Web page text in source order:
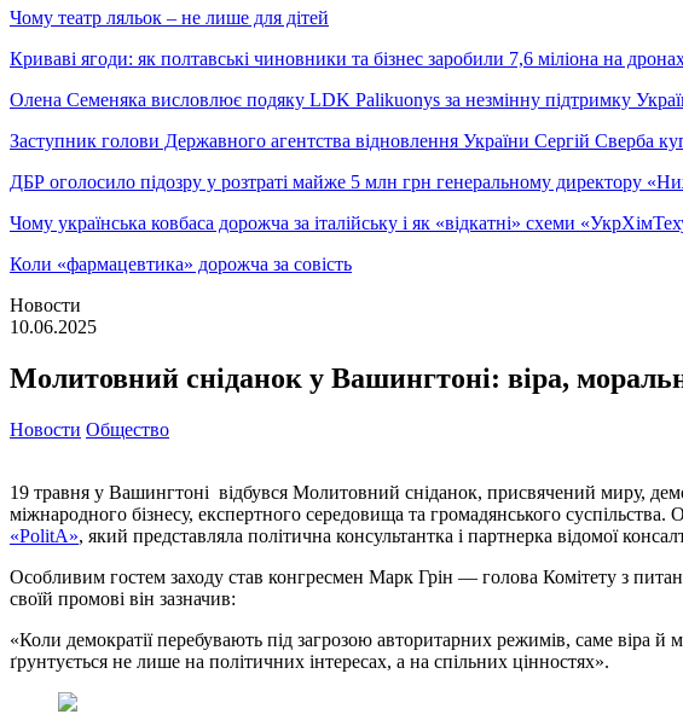
Чому театр ляльок – не лише для дітей
Криваві ягоди: як полтавські чиновники та бізнес заробили 7,6 міліона на
Олена Семеняка висловлює подяку LDK Palikuonys за незмінну підтримку
Заступник голови Державного агентства відновлення України Сергій Сверба
ДБР оголосило підозру у розтраті майже 5 млн грн генеральному директору
Чому українська ковбаса дорожча за італійську і як «відкатні» схеми
Коли «фармацевтика» дорожча за совість
Новости
10.06.2025
Молитовний сніданок у Вашингтоні: віра,
Новости Общество
19 травня у Вашингтоні відбувся Молитовний сніданок, присвячений миру,
міжнародного бізнесу, експертного середовища та громадянського
«PolitA», який представляла політична консультантка і партнерка відомої
Особливим гостем заходу став конгресмен Марк Грін — голова Комітету з
своїй промові він зазначив:
«Коли демократії перебувають під загрозою авторитарних режимів, саме віра
ґрунтується не лише на політичних інтересах, а на спільних цінностях».